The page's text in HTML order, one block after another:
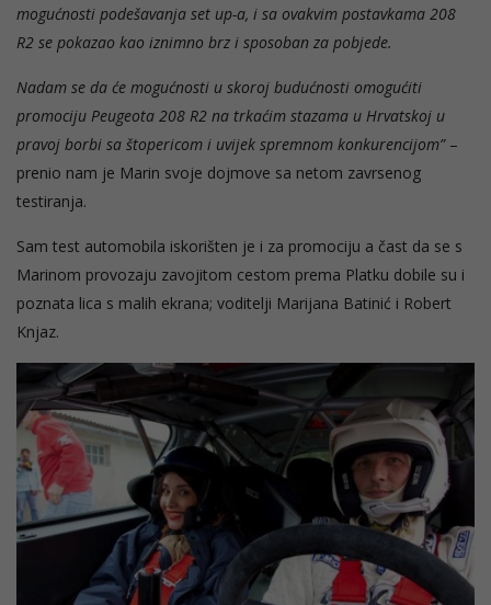
mogućnosti podešavanja set up-a, i sa ovakvim postavkama 208
R2 se pokazao kao iznimno brz i sposoban za pobjede.
Nadam se da će mogućnosti u skoroj budućnosti omogućiti
promociju Peugeota 208 R2 na trkaćim stazama u Hrvatskoj u
pravoj borbi sa štopericom i uvijek spremnom konkurencijom” –
prenio nam je Marin svoje dojmove sa netom zavrsenog
testiranja.
Sam test automobila iskorišten je i za promociju a čast da se s
Marinom provozaju zavojitom cestom prema Platku dobile su i
poznata lica s malih ekrana; voditelji Marijana Batinić i Robert
Knjaz.